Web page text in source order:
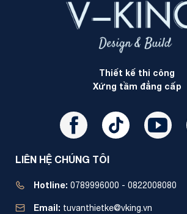
Thiết kế thi công
Xứng tầm đẳng cấp
LIÊN HỆ CHÚNG TÔI
Hotline: 0789996000 - 0822008080
Email: tuvanthietke@vking.vn